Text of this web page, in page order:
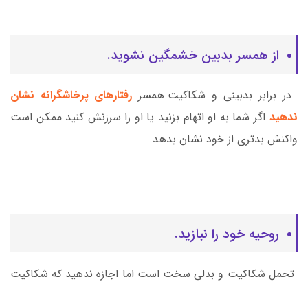
از همسر بدبین خشمگین نشوید.
در برابر بدبینی و شکاکیت همسر رفتارهای پرخاشگرانه نشان
ندهید اگر شما به او اتهام بزنید یا او را سرزنش کنید ممکن است
واکنش بدتری از خود نشان بدهد.
روحیه خود را نبازید.
تحمل شکاکیت و بدلی سخت است اما اجازه ندهید که شکاکیت